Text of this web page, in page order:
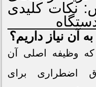
نیاز داریم؟
وظیفه اصلی آن
اضطراری برای